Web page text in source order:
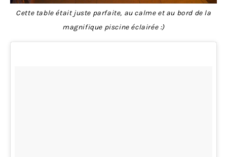
Cette table était juste parfaite, au calme et au bord de la
magnifique piscine éclairée :)